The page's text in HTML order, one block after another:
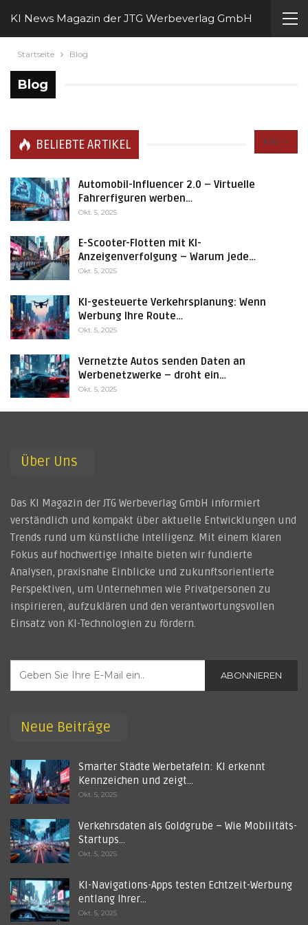
KI News Magazin der JTG Werbeverlag GmbH
Startseite Blog
Blog
Alle
BELIEBTE ARTIKEL
Automobil-Influencer 2.0 – Virtuelle
Fahrerfiguren werben…
Okt. 5, 2025
E-Scooter-Flotten mit KI-
Anzeigenverfolgung – Warum jede…
Okt. 5, 2025
KI-gesteuerte Verkehrsplanung: Wenn
Werbung Ihre Route…
Okt. 5, 2025
Vernetzte Autos senden Daten an
Werbenetzwerke – droht ein…
Okt. 5, 2025
Über Uns
Das KI Magazin der JTG Werbeverlag GmbH informiert
verständlich und kompakt über aktuelle Entwicklungen und
Trends rund um künstliche Intelligenz. Mit einem klaren
Fokus auf hochwertige Inhalte bieten wir fundierte
Analysen, praxisnahe Einblicke und zukunftsorientierte
Perspektiven, um Unternehmen wie Privatpersonen zu
inspirieren, aufzuklären und den verantwortungsvollen
Einsatz von KI-Technologien zu fördern.
ABONNIEREN
Neue Beiträge
Smarter Städte Werbetafeln: KI erkennt
Kennzeichen und zeigt…
Okt. 5, 2025
Verkehrsdaten als Goldgrube – Wie Mobilitäts-
Startups…
Okt. 5, 2025
KI-Navigations-Apps testen Echtzeit-Werbung
entlang Ihrer…
Okt. 5, 2025